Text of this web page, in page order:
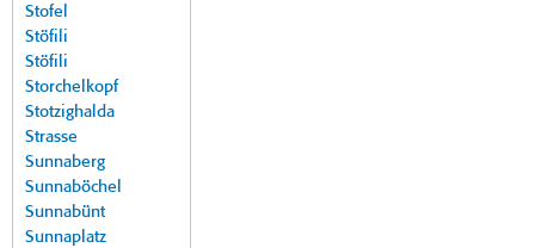
Stofel
Stöfili
Stöfili
Storchelkopf
Stotzighalda
Strasse
Sunnaberg
Sunnaböchel
Sunnabünt
Sunnaplatz